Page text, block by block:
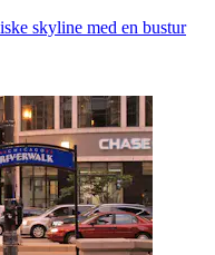
skyline med en bustur